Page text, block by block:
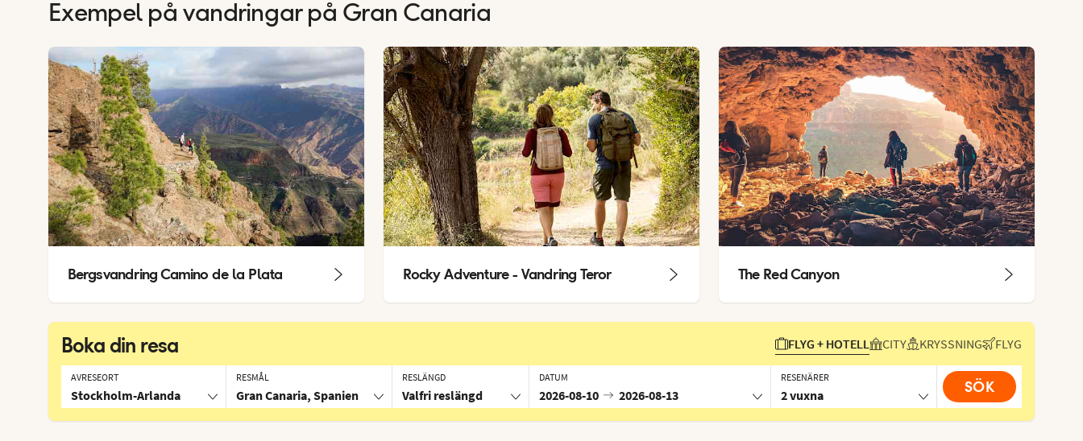
Exempel på vandringar på Gran Canaria
Bergsvandring Camino de la Plata Rocky Adventure - Vandring Teror The Red Canyon
Boka din resa FLYG + HOTELL CITY KRYSSNING FLYG
AVRESEORT
Stockholm-Arlanda
RESMÅL
Gran Canaria, Spanien
RESLÄNGD
Valfri reslängd
DATUM
2026-08-10 2026-08-13
RESENÄRER
2 vuxna SÖK